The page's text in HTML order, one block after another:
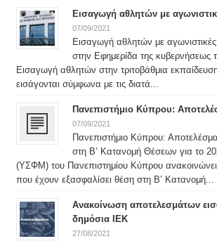
Εισαγωγή αθλητών με
07/09/2021
Εισαγωγή αθλητών με αγωνιστικές
στην Εφημερίδα της κυβερνήσεως
Εισαγωγή αθλητών στην τριτοβάθμια
εισάγονται σύμφωνα με τις διατά...
Πανεπιστήμιο Κύπρου:
07/09/2021
Πανεπιστήμιο Κύπρου:
στη Β’ Κατανομή Θέσεων για το
(ΥΣΦΜ) του Πανεπιστημίου Κύπρου
που έχουν εξασφαλίσει θέση στη Β’ Κατανομή...
Ανακοίνωση αποτελεσμάτων
δημόσια ΙΕΚ
27/08/2021